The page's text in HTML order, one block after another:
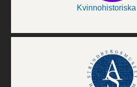
Kvinnohistoriska